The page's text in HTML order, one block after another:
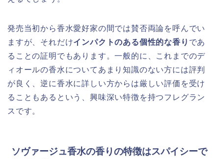
発売当初から香水愛好家の間では賛否両論を呼んでい
ますが、それだけインパクトのある個性的な香り であ
ることの証明でもあります。一般的に、これまでのデ
ィオールの香水についてあまり知識のない方には評判
が良く、逆に香水に詳しい方からは厳しい評価を受け
ることもあるという、興味深い特徴を持つフレグラン
スです。
ソヴァージュ香水の香りの特徴はスパイシーで